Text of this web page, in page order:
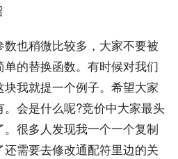
也稍微比较多，大家不要被
的替换函数。有时候对我们
我就提一个例子。希望大家
会是什么呢?竞价中大家最头
。很多人发现我一个一个复制
需要去修改通配符里边的关